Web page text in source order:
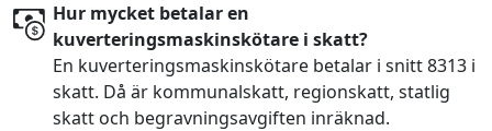
Hur mycket betalar en
kuverteringsmaskinskötare i skatt?
En kuverteringsmaskinskötare betalar i snitt 8313 i
skatt. Då är kommunalskatt, regionskatt, statlig
skatt och begravningsavgiften inräknad.